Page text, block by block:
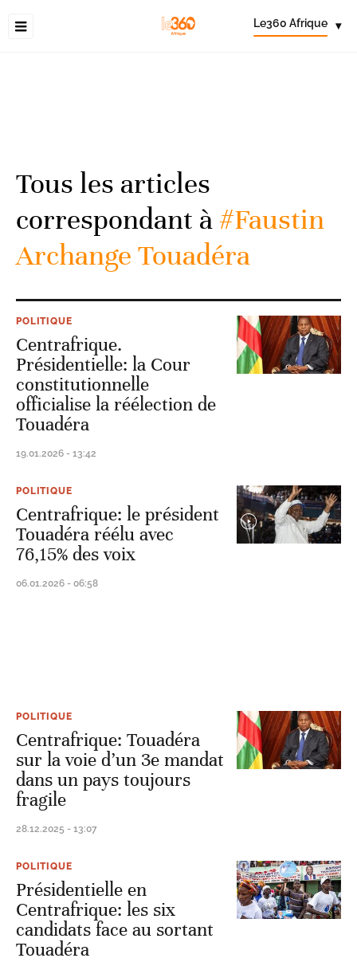
Le360 Afrique ▾
Tous les articles
correspondant à#Faustin
Archange Touadéra
POLITIQUE
Centrafrique.
Présidentielle: la Cour
constitutionnelle
officialise la réélection de
Touadéra
19.01.2026 - 13:42
POLITIQUE
Centrafrique: le président
Touadéra réélu avec
76,15% des voix
06.01.2026 - 06:58
POLITIQUE
Centrafrique: Touadéra
sur la voie d’un 3e mandat
dans un pays toujours
fragile
28.12.2025 - 13:07
POLITIQUE
Présidentielle en
Centrafrique: les six
candidats face au sortant
Touadéra